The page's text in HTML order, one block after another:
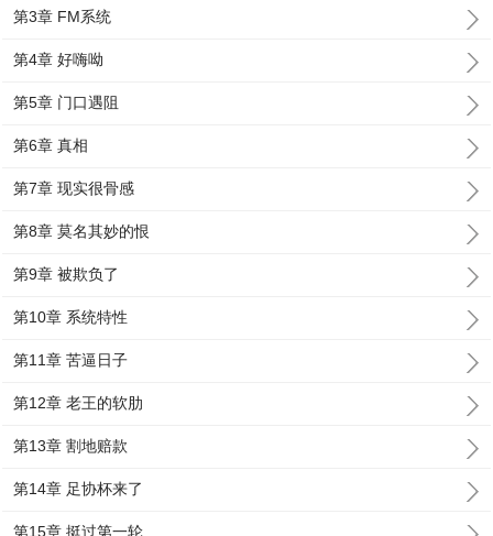
第3章 FM系统
第4章 好嗨呦
第5章 门口遇阻
第6章 真相
第7章 现实很骨感
第8章 莫名其妙的恨
第9章 被欺负了
第10章 系统特性
第11章 苦逼日子
第12章 老王的软肋
第13章 割地赔款
第14章 足协杯来了
第15章 挺过第一轮